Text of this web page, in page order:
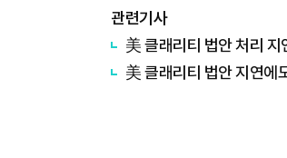
관련기사
美 클래리티 법안 처리
美 클래리티 법안 지연